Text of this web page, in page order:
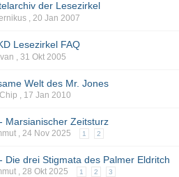
der Lesezirkel
,20 Jan 2007
Lesezirkel FAQ
,31 Okt 2005
Welt des Mr. Jones
, 17 Jan 2010
Marsianischer Zeitsturz
,24 Nov 2025 1 2
Die drei Stigmata des Palmer Eldritch
,28 Okt 2025 1 2 3